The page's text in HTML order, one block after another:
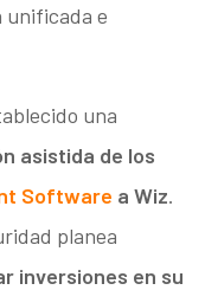
unificada e
una
asistida de los
Software a Wiz.
planea
inversiones en su